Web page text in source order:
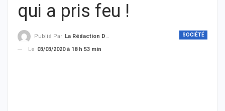
qui a pris feu !
SOCIÉTÉ
Publié Par La Rédaction De THIEYSENEGAL.com
Le 03/03/2020 à 18 h 53 min